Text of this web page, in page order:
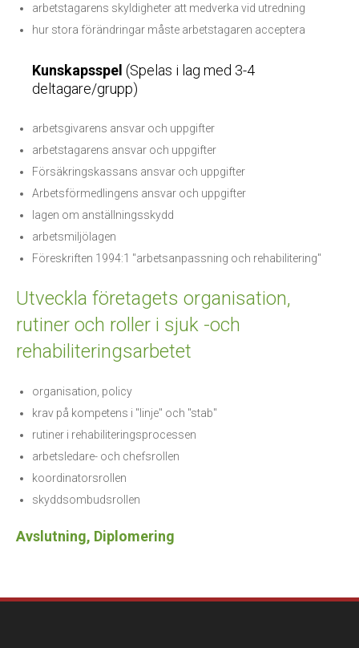
arbetstagarens skyldigheter att medverka vid utredning
hur stora förändringar måste arbetstagaren acceptera
Kunskapsspel (Spelas i lag med 3-4
deltagare/grupp)
arbetsgivarens ansvar och uppgifter
arbetstagarens ansvar och uppgifter
Försäkringskassans ansvar och uppgifter
Arbetsförmedlingens ansvar och uppgifter
lagen om anställningsskydd
arbetsmiljölagen
Föreskriften 1994:1 "arbetsanpassning och rehabilitering"
Utveckla företagets organisation,
rutiner och roller i sjuk -och
rehabiliteringsarbetet
organisation, policy
krav på kompetens i "linje" och "stab"
rutiner i rehabiliteringsprocessen
arbetsledare- och chefsrollen
koordinatorsrollen
skyddsombudsrollen
Avslutning, Diplomering